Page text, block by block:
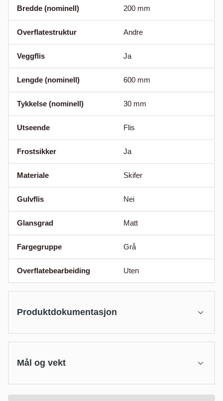
Bredde (nominell) 200 mm
Overflatestruktur Andre
Veggflis Ja
Lengde (nominell) 600 mm
Tykkelse (nominell) 30 mm
Utseende Flis
Frostsikker Ja
Materiale Skifer
Gulvflis Nei
Glansgrad Matt
Fargegruppe Grå
Overflatebearbeiding Uten
Produktdokumentasjon
Mål og vekt